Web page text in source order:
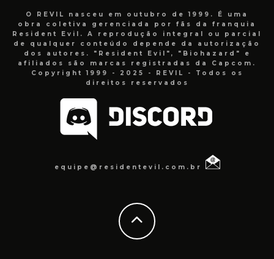
O REVIL nasceu em outubro de 1999. É uma
obra coletiva gerenciada por fãs da franquia
Resident Evil. A reprodução integral ou parcial
de qualquer conteúdo depende da autorização
dos autores. "Resident Evil", "Biohazard" e
afiliados são marcas registradas da Capcom.
Copyright 1999 - 2025 - REVIL - Todos os
direitos reservados
equipe@residentevil.com.br